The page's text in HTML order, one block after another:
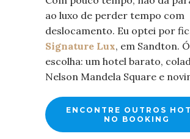
ao luxo de perder tempo com
deslocamento. Eu optei por
Signature Lux, em Sandton.
escolha: um hotel barato,
Nelson Mandela Square e
ENCONTRE OUTROS
NO BOOKING